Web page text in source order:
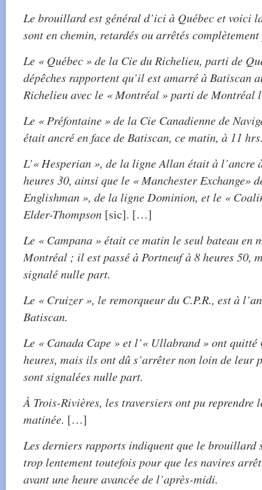
Le brouillard est général d’ici à Québec et voici
sont en chemin, retardés ou arrêtés
Le « Québec » de la Cie du Richelieu, parti de
dépêches rapportent qu’il est amarré à Batiscan
Richelieu avec le « Montréal » parti de Montréal
Le « Préfontaine » de la Cie Canadienne de
était ancré en face de Batiscan, ce matin, à 11
L’« Hesperian », de la ligne Allan était à l’ancre
heures 30, ainsi que le « Manchester Exchange»
Englishman », de la ligne Dominion, et le «
Elder-Thompson [sic]. […]
Le « Campana » était ce matin le seul bateau en
Montréal ; il est passé à Portneuf à 8 heures 50,
signalé nulle part.
Le « Cruizer », le remorqueur du C.P.R., est à
Batiscan.
Le « Canada Cape » et l’« Ullabrand » ont
heures, mais ils ont dû s’arrêter non loin de leur
sont signalées nulle part.
À Trois-Rivières, les traversiers ont pu reprendre
matinée. […]
Les derniers rapports indiquent que le brouillard
trop lentement toutefois pour que les navires
avant une heure avancée de l’après-midi.